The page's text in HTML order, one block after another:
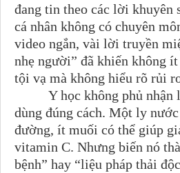
đang tin theo các lời khuyên
cá nhân không có chuyên
video ngắn, vài lời truyền
nhẹ người” đã khiến không
tội vạ mà không hiểu rõ rủi
Y học không phủ nhận
dùng đúng cách. Một ly
đường, ít muối có thể giúp
vitamin C. Nhưng biến nó
bệnh” hay “liệu pháp thải